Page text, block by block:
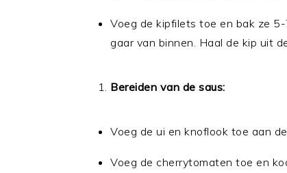
Voeg de kipfilets toe en bak ze
gaar van binnen. Haal de kip uit
Bereiden van de saus:
Voeg de ui en knoflook toe aan
Voeg de cherrytomaten toe en